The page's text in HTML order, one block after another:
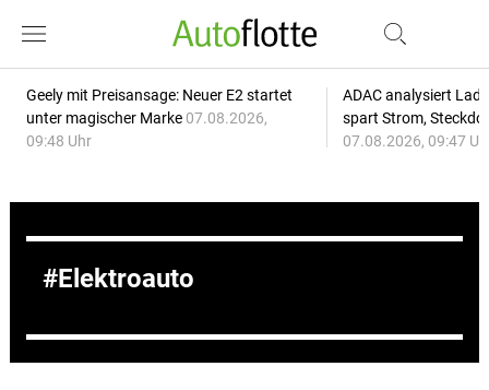
Geely mit Preisansage: Neuer E2 startet
unter magischer Marke 07.08.2026,
09:48 Uhr
ADAC analysiert
spart Strom,
07.08.2026, 09:47
Elektroauto